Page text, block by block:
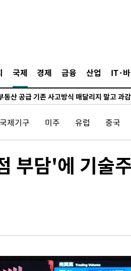
국제 경제 금융 산업 IT·
부위원장에 김태유 서울대 공대 교수…이
월에 2.3만개 순감하고 그 전 2개월 10.3만
산 공급 기존 사고방식 매달리지 말고 과
도권 폭염중대경보, 폭염경보로 하향
해' 안동·의성 관할 4개 면 특별재난지역
…곳곳 소나기·강원 많은 비[내일날씨]
팹에 54조 투자…"AI 메모리 수요 선제
자매, 아제르바이잔 투란VC 입단
트(0.36%) 내린 798.81마감
약보합…0.60% 내린 6258.77에 마쳐
관측…서울, 2018년 이후 첫 40도
국제기구 미주 유럽 중국
부담'에 기술